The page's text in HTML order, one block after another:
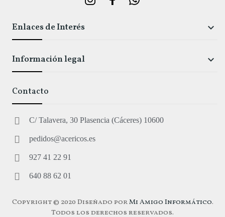
Enlaces de Interés 
Información legal 
Contacto
C/ Talavera, 30 Plasencia (Cáceres) 10600
pedidos@acericos.es
927 41 22 91
640 88 62 01
Copyright © 2020 Diseñado porMi Amigo Informático.
Todos los derechos reservados.